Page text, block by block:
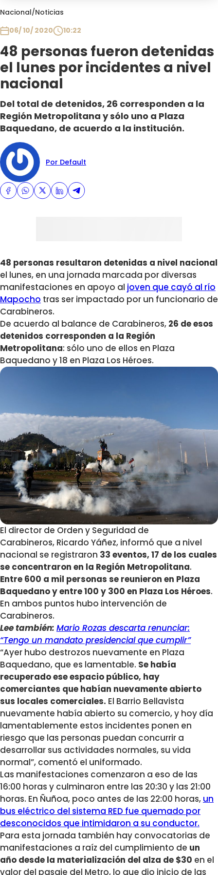
Nacional/Noticias
06/ 10/ 2020
10:22
48 personas fueron detenidas
el lunes por incidentes a nivel
nacional
Del total de detenidos, 26 corresponden a la
Región Metropolitana y sólo uno a Plaza
Baquedano, de acuerdo a la institución.
Por Default
48 personas resultaron detenidas a nivel nacional
el lunes, en una jornada marcada por diversas
manifestaciones en apoyo al joven que cayó al río
Mapocho tras ser impactado por un funcionario de
Carabineros.
De acuerdo al balance de Carabineros, 26 de esos
detenidos corresponden a la Región
Metropolitana: sólo uno de ellos en Plaza
Baquedano y 18 en Plaza Los Héroes.
El director de Orden y Seguridad de
Carabineros, Ricardo Yáñez, informó que a nivel
nacional se registraron 33 eventos, 17 de los cuales
se concentraron en la Región Metropolitana.
Entre 600 a mil personas se reunieron en Plaza
Baquedano y entre 100 y 300 en Plaza Los Héroes.
En ambos puntos hubo intervención de
Carabineros.
Lee también: Mario Rozas descarta renunciar:
“Tengo un mandato presidencial que cumplir”
“Ayer hubo destrozos nuevamente en Plaza
Baquedano, que es lamentable. Se había
recuperado ese espacio público, hay
comerciantes que habían nuevamente abierto
sus locales comerciales. El Barrio Bellavista
nuevamente había abierto su comercio, y hoy día
lamentablemente estos incidentes ponen en
riesgo que las personas puedan concurrir a
desarrollar sus actividades normales, su vida
normal”, comentó el uniformado.
Las manifestaciones comenzaron a eso de las
16:00 horas y culminaron entre las 20:30 y las 21:00
horas. En Ñuñoa, poco antes de las 22:00 horas, un
bus eléctrico del sistema RED fue quemado por
desconocidos que intimidaron a su conductor.
Para esta jornada también hay convocatorias de
manifestaciones a raíz del cumplimiento de un
año desde la materialización del alza de $30 en el
valor del pasaje del Metro, lo que dio inicio de las
Club De La Comedia
Plan Perfecto
El Tiempo
Sabingo
Todos Los Programas